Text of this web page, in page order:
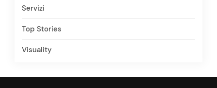
Servizi
Top Stories
Visuality